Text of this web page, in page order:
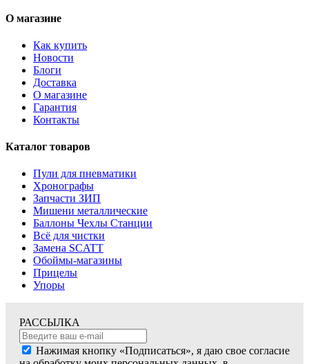
О магазине
Как купить
Новости
Блоги
Доставка
О магазине
Гарантия
Контакты
Каталог товаров
Пули для пневматики
Хронографы
Запчасти ЗИП
Мишени металлические
Баллоны Чехлы Станции
Всё для чистки
Замена SCATT
Обоймы-магазины
Прицелы
Упоры
РАССЫЛКА
Нажимая кнопку «Подписаться», я даю свое согласие